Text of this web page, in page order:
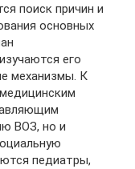
поиск причин и
основных
его
механизмы. К
ВОЗ, но и
педиатры,